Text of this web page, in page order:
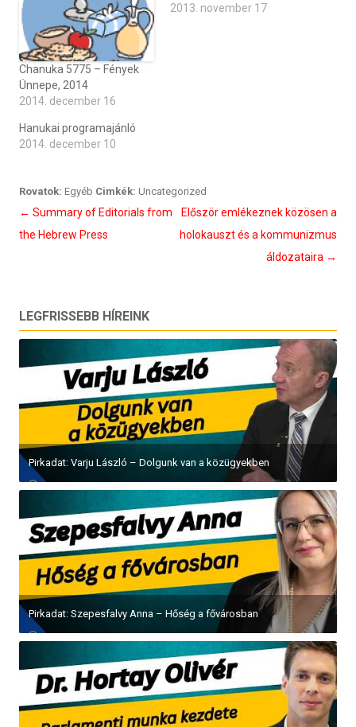
Chanuka 5775 – Fények
Ünnepe, 2014
2014. december 16
2013. november 17
Hanukai programajánló
2014. december 10
Rovatok: Egyéb Cimkék: Uncategorized
Bejegyzés
navigáció
← Summary of Editorials from
the Hebrew Press
Először emlékeznek közösen a
holokauszt és a kommunizmus
áldozataira →
LEGFRISSEBB HÍREINK
Pirkadat: Varju László – Dolgunk van a közügyekben
Pirkadat: Szepesfalvy Anna – Hőség a fővárosban